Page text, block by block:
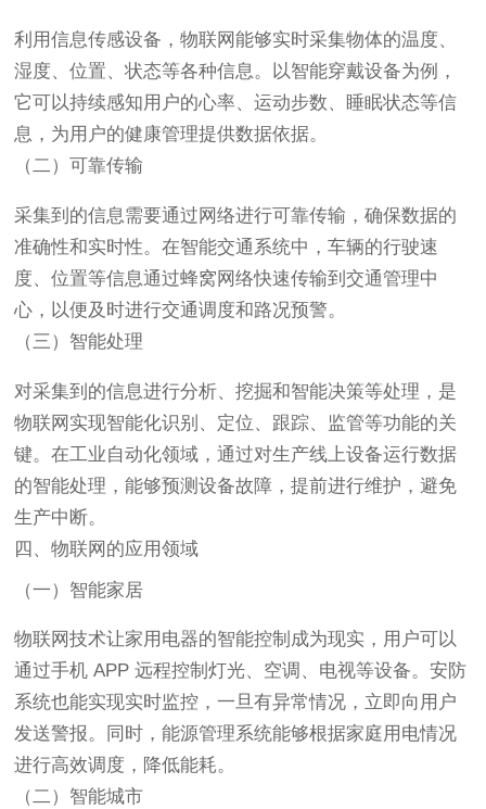
利用信息传感设备，物联网能够实时采集物体的温度、
湿度、位置、状态等各种信息。以智能穿戴设备为例，
它可以持续感知用户的心率、运动步数、睡眠状态等信
息，为用户的健康管理提供数据依据。
（二）可靠传输
采集到的信息需要通过网络进行可靠传输，确保数据的
准确性和实时性。在智能交通系统中，车辆的行驶速
度、位置等信息通过蜂窝网络快速传输到交通管理中
心，以便及时进行交通调度和路况预警。
（三）智能处理
对采集到的信息进行分析、挖掘和智能决策等处理，是
物联网实现智能化识别、定位、跟踪、监管等功能的关
键。在工业自动化领域，通过对生产线上设备运行数据
的智能处理，能够预测设备故障，提前进行维护，避免
生产中断。
四、物联网的应用领域
（一）智能家居
物联网技术让家用电器的智能控制成为现实，用户可以
通过手机 APP 远程控制灯光、空调、电视等设备。安防
系统也能实现实时监控，一旦有异常情况，立即向用户
发送警报。同时，能源管理系统能够根据家庭用电情况
进行高效调度，降低能耗。
（二）智能城市